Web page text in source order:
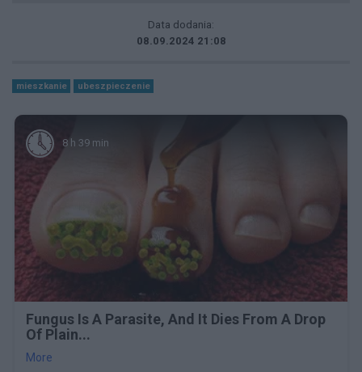
Data dodania:
08.09.2024 21:08
mieszkanie ubeszpieczenie
8 h 39 min
Fungus Is A Parasite, And It Dies From A Drop
Of Plain...
More